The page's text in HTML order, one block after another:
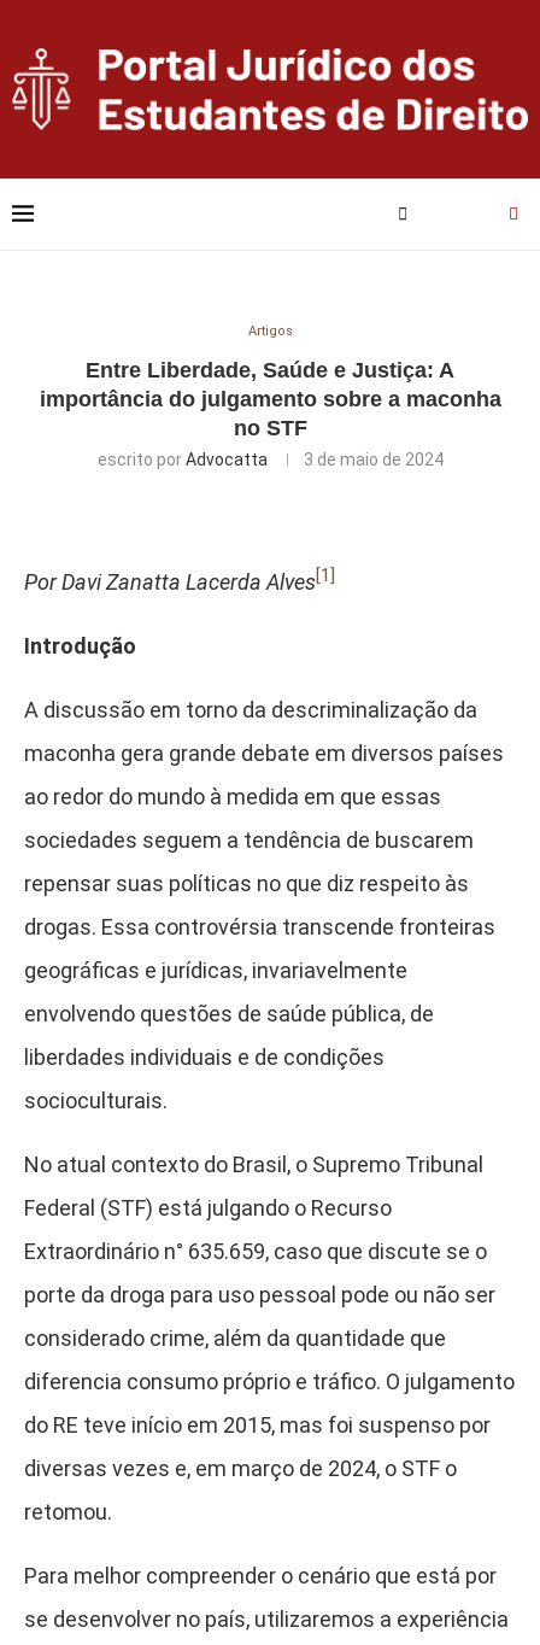
Artigos
Entre Liberdade, Saúde e Justiça: A
importância do julgamento sobre a maconha
no STF
escrito porAdvocatta 3 de maio de 2024
Por Davi Zanatta Lacerda Alves[1]
Introdução
A discussão em torno da descriminalização da
maconha gera grande debate em diversos países
ao redor do mundo à medida em que essas
sociedades seguem a tendência de buscarem
repensar suas políticas no que diz respeito às
drogas. Essa controvérsia transcende fronteiras
geográficas e jurídicas, invariavelmente
envolvendo questões de saúde pública, de
liberdades individuais e de condições
socioculturais.
No atual contexto do Brasil, o Supremo Tribunal
Federal (STF) está julgando o Recurso
Extraordinário n° 635.659, caso que discute se o
porte da droga para uso pessoal pode ou não ser
considerado crime, além da quantidade que
diferencia consumo próprio e tráfico. O julgamento
do RE teve início em 2015, mas foi suspenso por
diversas vezes e, em março de 2024, o STF o
retomou.
Para melhor compreender o cenário que está por
se desenvolver no país, utilizaremos a experiência